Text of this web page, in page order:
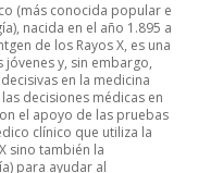
(más conocida popular e
nacida en el año 1.895 a
de los Rayos X, es una
y, sin embargo,
en la medicina
decisiones médicas en
el apoyo de las pruebas
clínico que utiliza la
sino también la
para ayudar al